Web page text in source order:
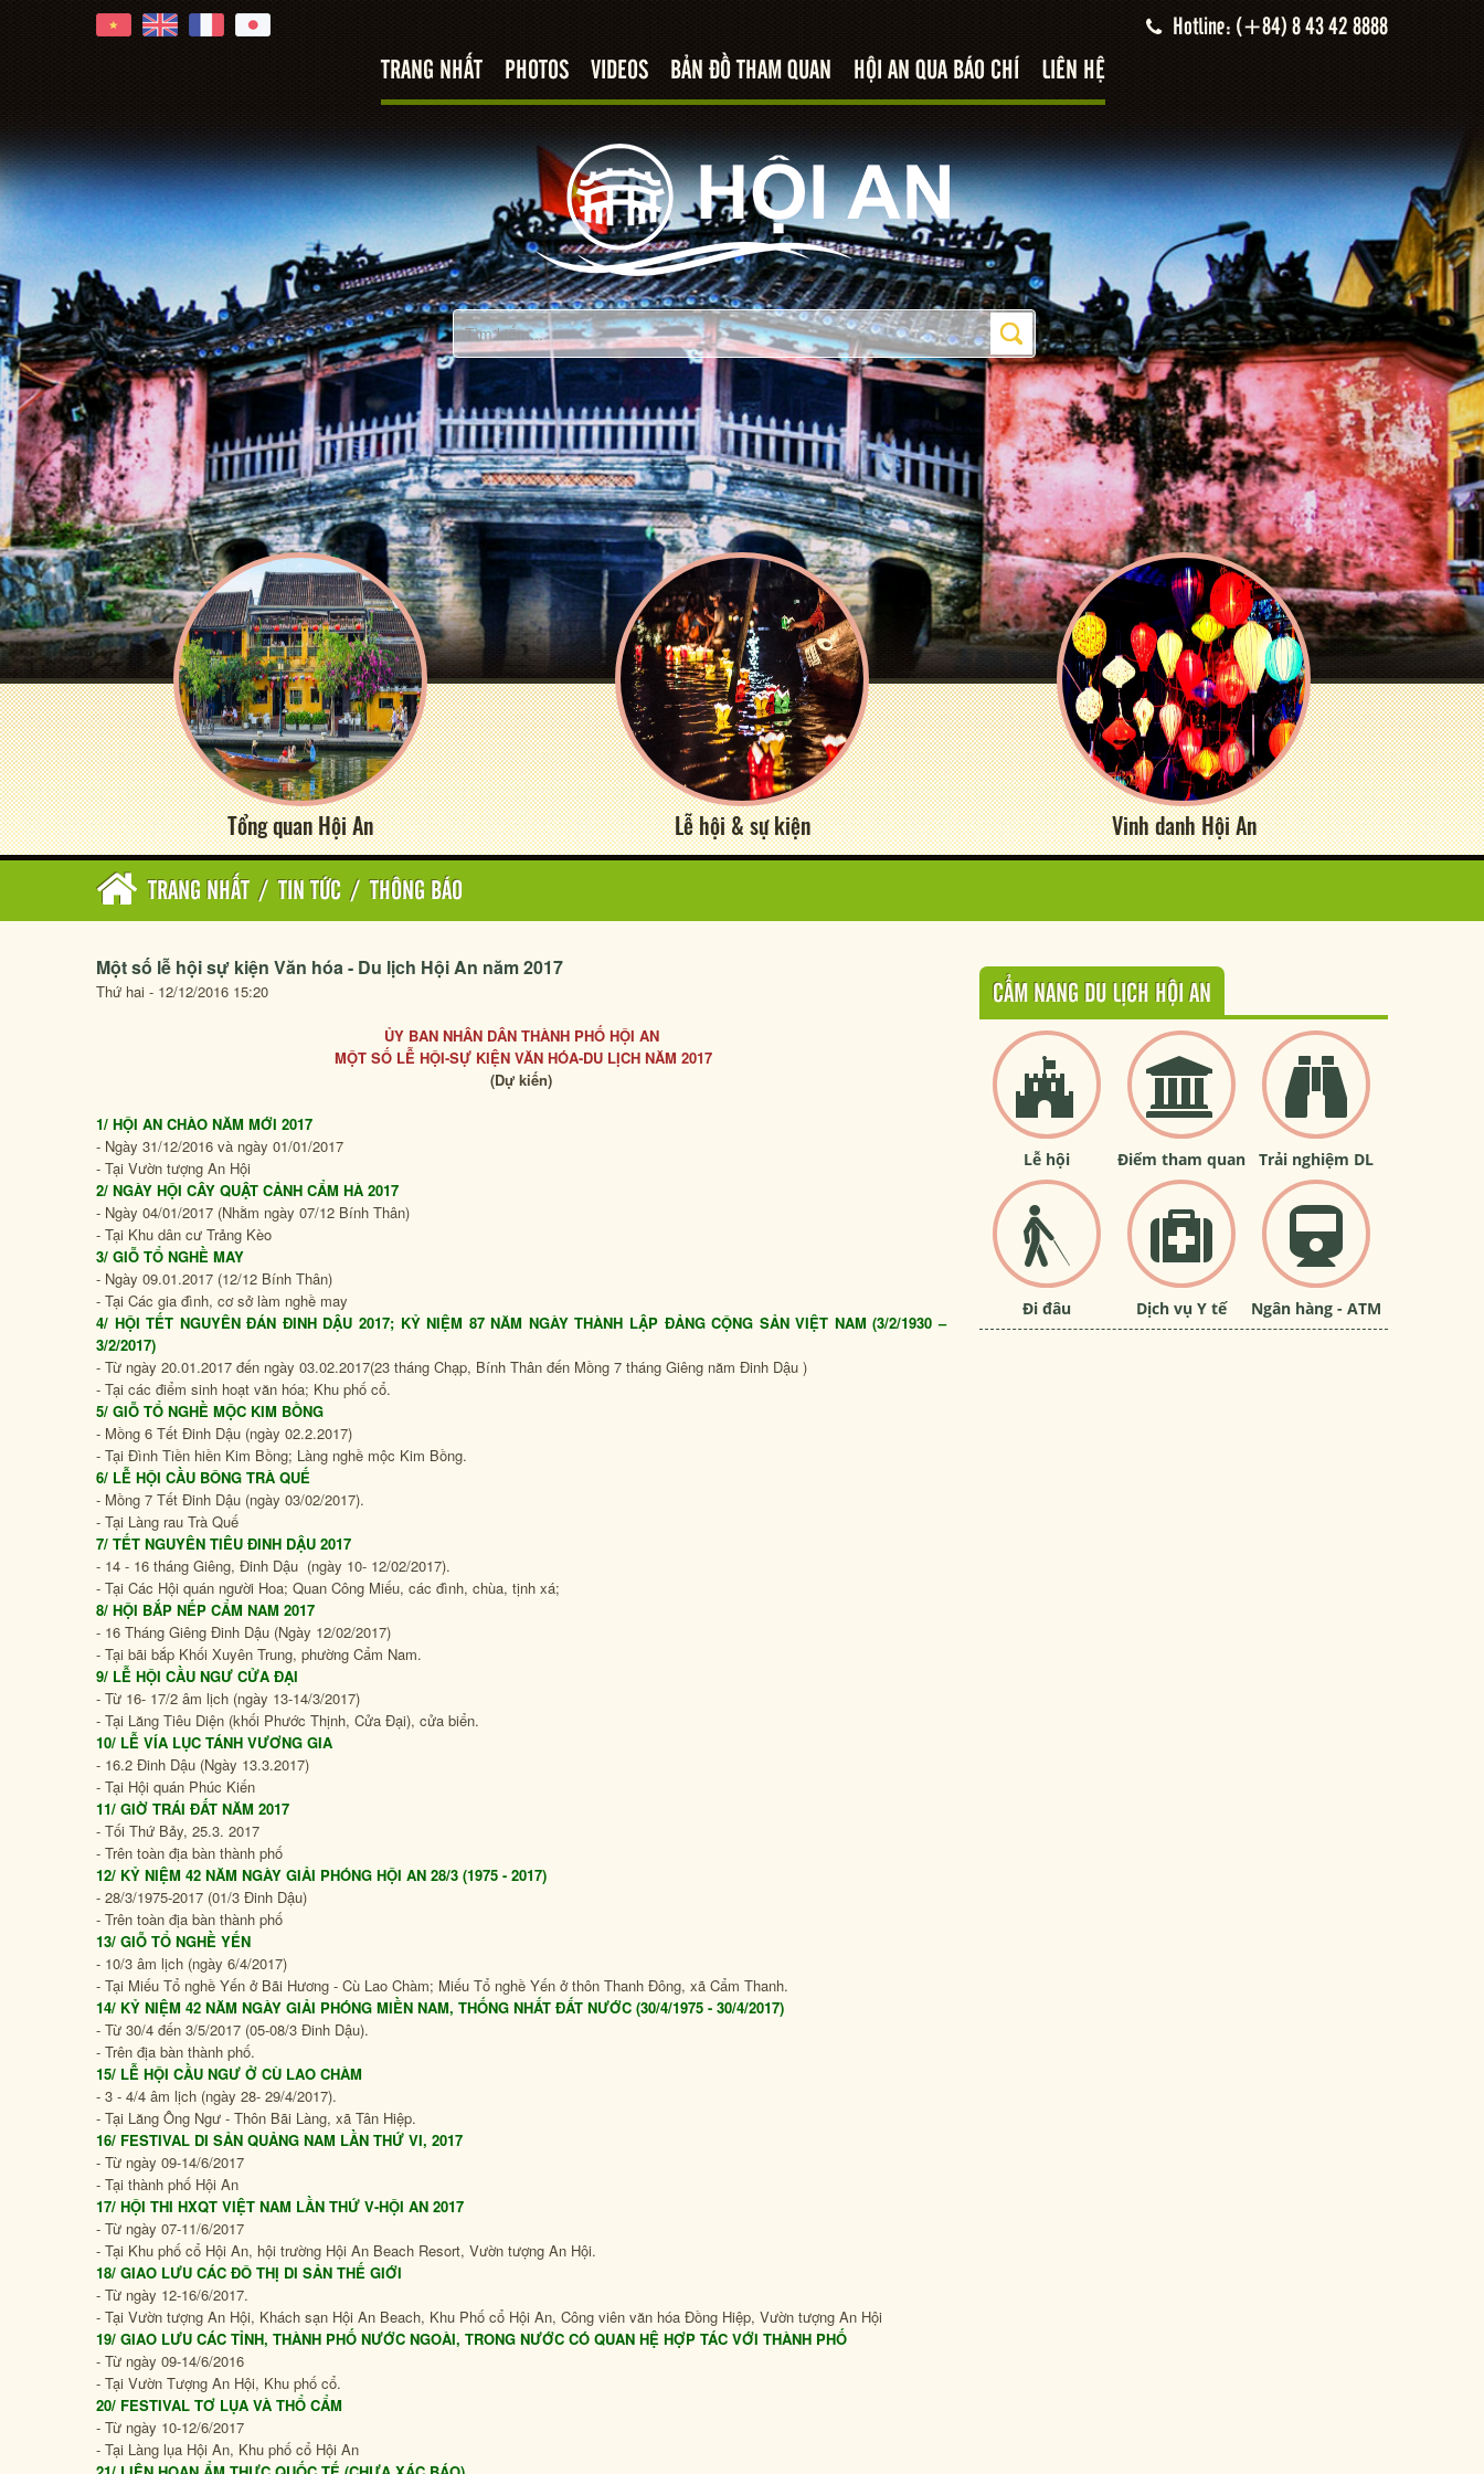
Hotline: (+84) 8 43 42 8888
TRANG NHẤT PHOTOS VIDEOS BẢN ĐỒ THAM QUAN HỘI AN QUA BÁO CHÍ LIÊN HỆ
Tổng quan Hội An Lễ hội & sự kiện Vinh danh Hội An
TRANG NHẤT / TIN TỨC / THÔNG BÁO
Một số lễ hội sự kiện Văn hóa - Du lịch Hội An năm 2017
Thứ hai - 12/12/2016 15:20
ỦY BAN NHÂN DÂN THÀNH PHỐ HỘI AN
MỘT SỐ LỄ HỘI-SỰ KIỆN VĂN HÓA-DU LỊCH NĂM 2017
(Dự kiến)
1/ HỘI AN CHÀO NĂM MỚI 2017
- Ngày 31/12/2016 và ngày 01/01/2017
- Tại Vườn tượng An Hội
2/ NGÀY HỘI CÂY QUẬT CẢNH CẨM HÀ 2017
- Ngày 04/01/2017 (Nhằm ngày 07/12 Bính Thân)
- Tại Khu dân cư Trảng Kèo
3/ GIỖ TỔ NGHỀ MAY
- Ngày 09.01.2017 (12/12 Bính Thân)
- Tại Các gia đình, cơ sở làm nghề may
4/ HỘI TẾT NGUYÊN ĐÁN ĐINH DẬU 2017; KỶ NIỆM 87 NĂM NGÀY THÀNH LẬP ĐẢNG CỘNG SẢN VIỆT NAM (3/2/1930 –
3/2/2017)
- Từ ngày 20.01.2017 đến ngày 03.02.2017(23 tháng Chạp, Bính Thân đến Mồng 7 tháng Giêng năm Đinh Dậu )
- Tại các điểm sinh hoạt văn hóa; Khu phố cổ.
5/ GIỖ TỔ NGHỀ MỘC KIM BỒNG
- Mồng 6 Tết Đinh Dậu (ngày 02.2.2017)
- Tại Đình Tiền hiền Kim Bồng; Làng nghề mộc Kim Bồng.
6/ LỄ HỘI CẦU BÔNG TRÀ QUẾ
- Mồng 7 Tết Đinh Dậu (ngày 03/02/2017).
- Tại Làng rau Trà Quế
7/ TẾT NGUYÊN TIÊU ĐINH DẬU 2017
- 14 - 16 tháng Giêng, Đinh Dậu (ngày 10- 12/02/2017).
- Tại Các Hội quán người Hoa; Quan Công Miếu, các đình, chùa, tịnh xá;
8/ HỘI BẮP NẾP CẨM NAM 2017
- 16 Tháng Giêng Đinh Dậu (Ngày 12/02/2017)
- Tại bãi bắp Khối Xuyên Trung, phường Cẩm Nam.
9/ LỄ HỘI CẦU NGƯ CỬA ĐẠI
- Từ 16- 17/2 âm lịch (ngày 13-14/3/2017)
- Tại Lăng Tiêu Diện (khối Phước Thịnh, Cửa Đại), cửa biển.
10/ LỄ VÍA LỤC TÁNH VƯƠNG GIA
- 16.2 Đinh Dậu (Ngày 13.3.2017)
- Tại Hội quán Phúc Kiến
11/ GIỜ TRÁI ĐẤT NĂM 2017
- Tối Thứ Bảy, 25.3. 2017
- Trên toàn địa bàn thành phố
12/ KỶ NIỆM 42 NĂM NGÀY GIẢI PHÓNG HỘI AN 28/3 (1975 - 2017)
- 28/3/1975-2017 (01/3 Đinh Dậu)
- Trên toàn địa bàn thành phố
13/ GIỖ TỔ NGHỀ YẾN
- 10/3 âm lịch (ngày 6/4/2017)
- Tại Miếu Tổ nghề Yến ở Bãi Hương - Cù Lao Chàm; Miếu Tổ nghề Yến ở thôn Thanh Đông, xã Cẩm Thanh.
14/ KỶ NIỆM 42 NĂM NGÀY GIẢI PHÓNG MIỀN NAM, THỐNG NHẤT ĐẤT NƯỚC (30/4/1975 - 30/4/2017)
- Từ 30/4 đến 3/5/2017 (05-08/3 Đinh Dậu).
- Trên địa bàn thành phố.
15/ LỄ HỘI CẦU NGƯ Ở CÙ LAO CHÀM
- 3 - 4/4 âm lịch (ngày 28- 29/4/2017).
- Tại Lăng Ông Ngư - Thôn Bãi Làng, xã Tân Hiệp.
16/ FESTIVAL DI SẢN QUẢNG NAM LẦN THỨ VI, 2017
- Từ ngày 09-14/6/2017
- Tại thành phố Hội An
17/ HỘI THI HXQT VIỆT NAM LẦN THỨ V-HỘI AN 2017
- Từ ngày 07-11/6/2017
- Tại Khu phố cổ Hội An, hội trường Hội An Beach Resort, Vườn tượng An Hội.
18/ GIAO LƯU CÁC ĐÔ THỊ DI SẢN THẾ GIỚI
- Từ ngày 12-16/6/2017.
- Tại Vườn tượng An Hội, Khách sạn Hội An Beach, Khu Phố cổ Hội An, Công viên văn hóa Đồng Hiệp, Vườn tượng An Hội
19/ GIAO LƯU CÁC TỈNH, THÀNH PHỐ NƯỚC NGOÀI, TRONG NƯỚC CÓ QUAN HỆ HỢP TÁC VỚI THÀNH PHỐ
- Từ ngày 09-14/6/2016
- Tại Vườn Tượng An Hội, Khu phố cổ.
20/ FESTIVAL TƠ LỤA VÀ THỔ CẨM
- Từ ngày 10-12/6/2017
- Tại Làng lụa Hội An, Khu phố cổ Hội An
CẨM NANG DU LỊCH HỘI AN
Lễ hội Điểm tham quan Trải nghiệm DL
Đi đâu Dịch vụ Y tế Ngân hàng - ATM